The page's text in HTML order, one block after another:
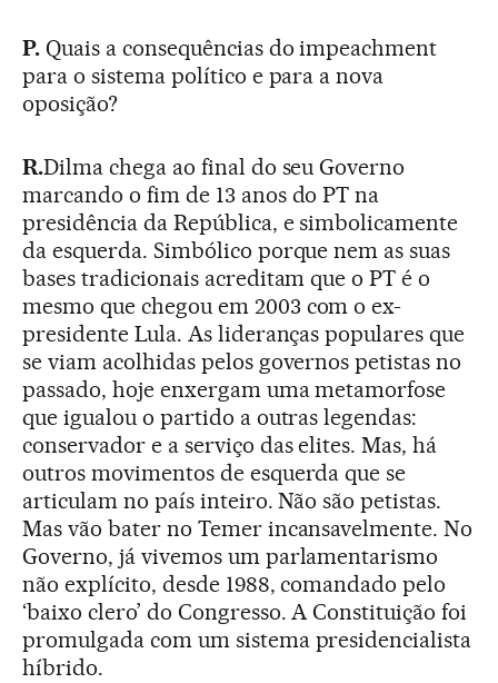
P.Quais a consequências do impeachment
para o sistema político e para a nova
oposição?
R.Dilma chega ao final do seu Governo
marcando o fim de 13 anos do PT na
presidência da República, e simbolicamente
da esquerda. Simbólico porque nem as suas
bases tradicionais acreditam que o PT é o
mesmo que chegou em 2003 com o ex-
presidente Lula. As lideranças populares que
se viam acolhidas pelos governos petistas no
passado, hoje enxergam uma metamorfose
que igualou o partido a outras legendas:
conservador e a serviço das elites. Mas, há
outros movimentos de esquerda que se
articulam no país inteiro. Não são petistas.
Mas vão bater no Temer incansavelmente. No
Governo, já vivemos um parlamentarismo
não explícito, desde 1988, comandado pelo
‘baixo clero’ do Congresso. A Constituição foi
promulgada com um sistema presidencialista
híbrido.